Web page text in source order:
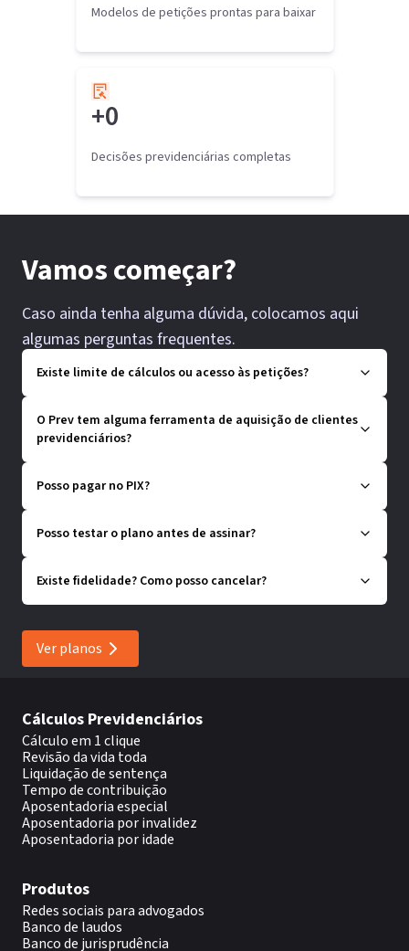
Modelos de petições prontas para baixar
+0
Decisões previdenciárias completas
Vamos começar?
Caso ainda tenha alguma dúvida, colocamos aqui
algumas perguntas frequentes.
Existe limite de cálculos ou acesso às petições?
O Prev tem alguma ferramenta de aquisição de clientes
previdenciários?
Posso pagar no PIX?
Posso testar o plano antes de assinar?
Existe fidelidade? Como posso cancelar?
Ver planos
Cálculos Previdenciários
Cálculo em 1 clique
Revisão da vida toda
Liquidação de sentença
Tempo de contribuição
Aposentadoria especial
Aposentadoria por invalidez
Aposentadoria por idade
Produtos
Redes sociais para advogados
Banco de laudos
Banco de jurisprudência